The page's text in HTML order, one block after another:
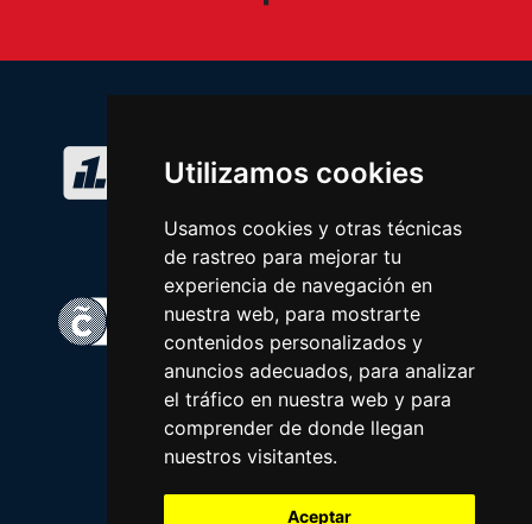
Utilizamos cookies
Usamos cookies y otras técnicas
de rastreo para mejorar tu
experiencia de navegación en
nuestra web, para mostrarte
contenidos personalizados y
anuncios adecuados, para analizar
el tráfico en nuestra web y para
comprender de donde llegan
nuestros visitantes.
Aceptar
Facebook